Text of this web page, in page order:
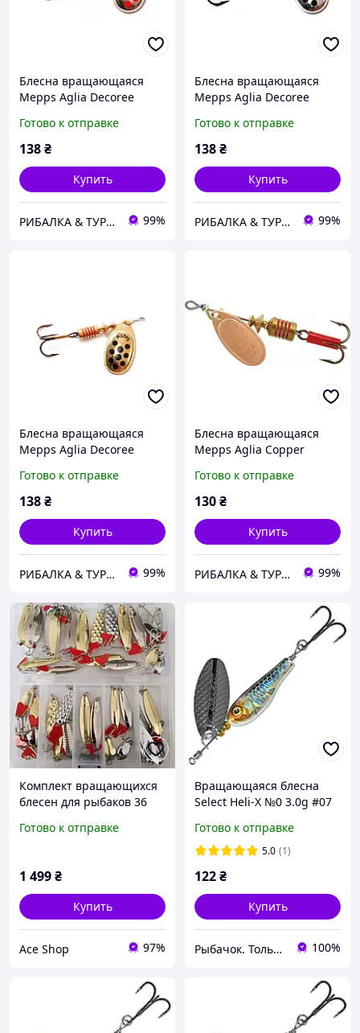
Блесна вращающаяся
Mepps Aglia Decoree
лепесток / красные точки)
Готово к отправке
138₴
Купить
РИБАЛКА & ТУРИЗМ 99%
Блесна вращающаяся
Mepps Aglia Decoree
лепесток / черные точки)
Готово к отправке
138₴
Купить
РИБАЛКА & ТУРИЗМ 99%
Блесна вращающаяся
Mepps Aglia Decoree
лепесток / черные точки)
Готово к отправке
138₴
Купить
РИБАЛКА & ТУРИЗМ 99%
Блесна вращающаяся
Mepps Aglia Copper
№2 4,5 грамм
Готово к отправке
130₴
Купить
РИБАЛКА & ТУРИЗМ 99%
Комплект вращающихся
блесен для рыбаков 36
вертушки и колебалки
Готово к отправке
1 499₴
Купить
Ace Shop 97%
Вращающаяся блесна
Select Heli-X №0 3.0g #07
Готово к отправке
5.0 (1)
122₴
Купить
Рыбачок. Только проверенные снасти. 100%